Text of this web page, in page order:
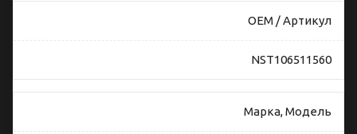
OEM / Артикул
NST106511560
Марка, Модель